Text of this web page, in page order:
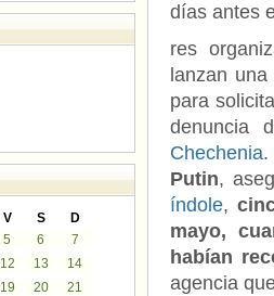
días antes
res
lanzan
para
denuncia
Chechenia.
Putin,
índole,
mayo,
habían
agencia
V S
D
5 6
7
12 13
14
19 20
21